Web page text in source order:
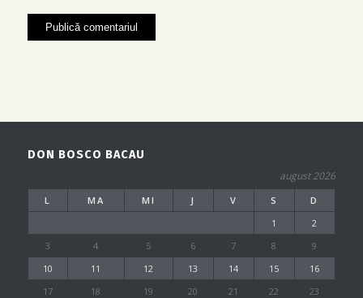
DON BOSCO BACAU
august 2026
L MA MI J V S
D
1
2
3
4 5 6 7 8
9
10
11 12 13 14 15
16
17
18 19 20 21 22
23